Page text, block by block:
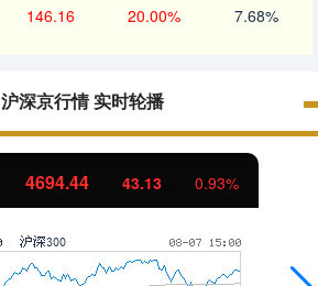
146.16 20.00% 7.68%
沪深京行情 实时轮播
1134.24 11.37 1.01%